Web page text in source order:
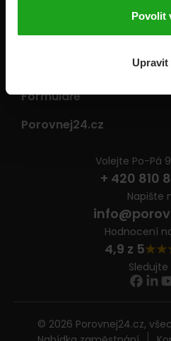
Povolit
Upravit
Pojišťovny
Formuláře
Porovnej24.cz
Volejte Po-Pá
+ 420 810
Napište
Hodnocení
4,9 z 5
Sledujte
© 2026 Porovnej24.cz,